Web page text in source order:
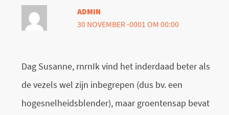
ADMIN
30 NOVEMBER -0001 OM 00:00
Dag Susanne, rnrnIk vind het inderdaad beter als
de vezels wel zijn inbegrepen (dus bv. een
hogesnelheidsblender), maar groentensap bevat